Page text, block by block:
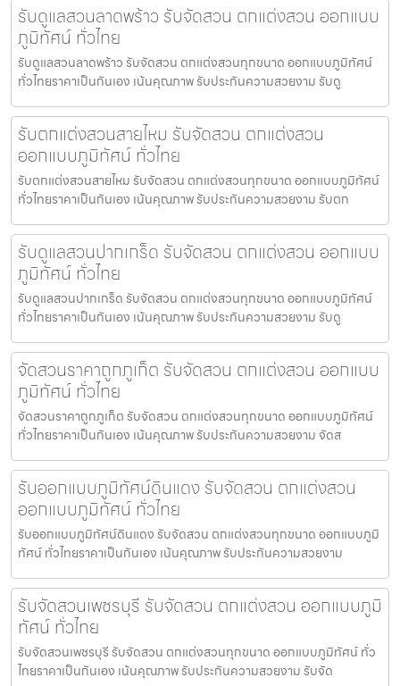
รับดูแลสวนลาดพร้าว รับจัดสวน ตกแต่งสวน ออกแบบ
ภูมิทัศน์ ทั่วไทย
รับดูแลสวนลาดพร้าว รับจัดสวน ตกแต่งสวนทุกขนาด ออกแบบภูมิทัศน์
ทั่วไทยราคาเป็นกันเอง เน้นคุณภาพ รับประกันความสวยงาม รับดู
รับตกแต่งสวนสายไหม รับจัดสวน ตกแต่งสวน
ออกแบบภูมิทัศน์ ทั่วไทย
รับตกแต่งสวนสายไหม รับจัดสวน ตกแต่งสวนทุกขนาด ออกแบบภูมิทัศน์
ทั่วไทยราคาเป็นกันเอง เน้นคุณภาพ รับประกันความสวยงาม รับตก
รับดูแลสวนปากเกร็ด รับจัดสวน ตกแต่งสวน ออกแบบ
ภูมิทัศน์ ทั่วไทย
รับดูแลสวนปากเกร็ด รับจัดสวน ตกแต่งสวนทุกขนาด ออกแบบภูมิทัศน์
ทั่วไทยราคาเป็นกันเอง เน้นคุณภาพ รับประกันความสวยงาม รับดู
จัดสวนราคาถูกภูเก็ต รับจัดสวน ตกแต่งสวน ออกแบบ
ภูมิทัศน์ ทั่วไทย
จัดสวนราคาถูกภูเก็ต รับจัดสวน ตกแต่งสวนทุกขนาด ออกแบบภูมิทัศน์
ทั่วไทยราคาเป็นกันเอง เน้นคุณภาพ รับประกันความสวยงาม จัดส
รับออกแบบภูมิทัศน์ดินแดง รับจัดสวน ตกแต่งสวน
ออกแบบภูมิทัศน์ ทั่วไทย
รับออกแบบภูมิทัศน์ดินแดง รับจัดสวน ตกแต่งสวนทุกขนาด ออกแบบภูมิ
ทัศน์ ทั่วไทยราคาเป็นกันเอง เน้นคุณภาพ รับประกันความสวยงาม
รับจัดสวนเพชรบุรี รับจัดสวน ตกแต่งสวน ออกแบบภูมิ
ทัศน์ ทั่วไทย
รับจัดสวนเพชรบุรี รับจัดสวน ตกแต่งสวนทุกขนาด ออกแบบภูมิทัศน์ ทั่ว
ไทยราคาเป็นกันเอง เน้นคุณภาพ รับประกันความสวยงาม รับจัด